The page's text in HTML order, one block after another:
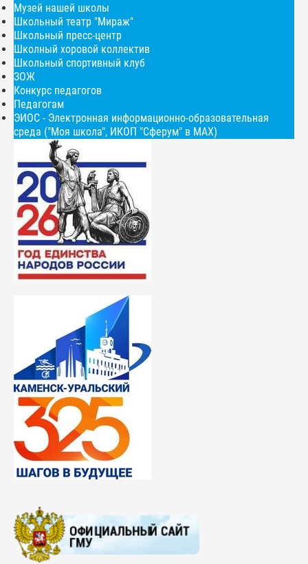
Музей нашей школы
Школьный театр "Мираж"
Школьный пресс-центр
Школный хоровой коллектив
Школьный спортивный клуб
ЗОЖ
Конкурс педагогов
Педагогам
ЭИОС - Электронная информационно-образовательная
среда ("Моя школа", ИКОП "Сферум" в МАХ)